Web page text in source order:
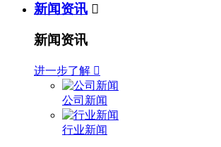
新闻资讯 
新闻资讯
进一步了解 
公司新闻
行业新闻